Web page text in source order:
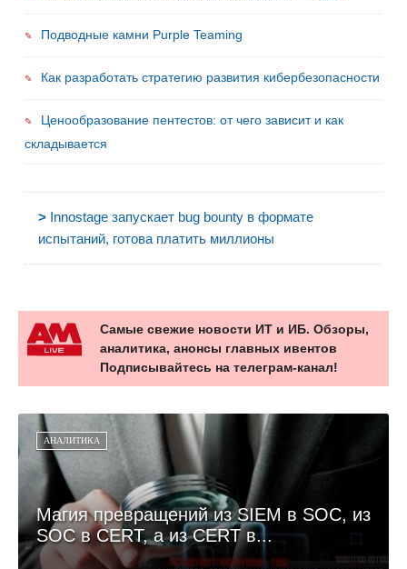
Подводные камни Purple Teaming
Как разработать стратегию развития кибербезопасности
Ценообразование пентестов: от чего зависит и как
складывается
> Innostage запускает bug bounty в формате
испытаний, готова платить миллионы
Самые свежие новости ИТ и ИБ. Обзоры,
аналитика, анонсы главных ивентов
Подписывайтесь на телеграм-канал!
АНАЛИТИКА
Магия превращений из SIEM в SOC, из
SOC в CERT, а из CERT в...